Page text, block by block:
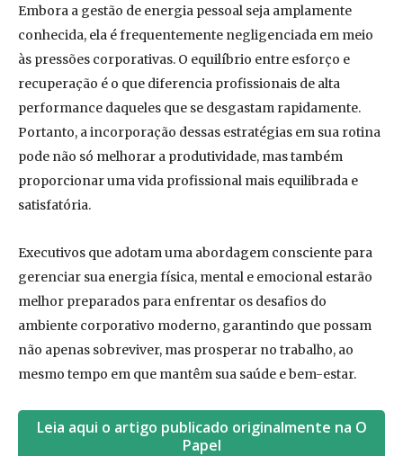
Embora a gestão de energia pessoal seja amplamente
conhecida, ela é frequentemente negligenciada em meio
às pressões corporativas. O equilíbrio entre esforço e
recuperação é o que diferencia profissionais de alta
performance daqueles que se desgastam rapidamente.
Portanto, a incorporação dessas estratégias em sua rotina
pode não só melhorar a produtividade, mas também
proporcionar uma vida profissional mais equilibrada e
satisfatória.
Executivos que adotam uma abordagem consciente para
gerenciar sua energia física, mental e emocional estarão
melhor preparados para enfrentar os desafios do
ambiente corporativo moderno, garantindo que possam
não apenas sobreviver, mas prosperar no trabalho, ao
mesmo tempo em que mantêm sua saúde e bem-estar.
Leia aqui o artigo publicado originalmente na O
Papel